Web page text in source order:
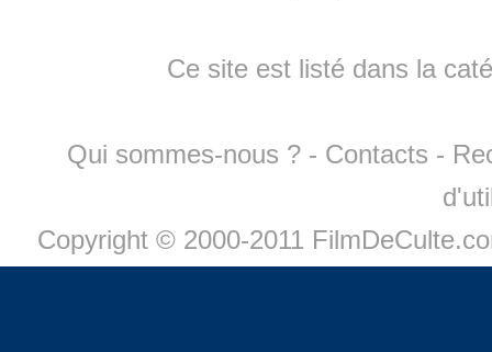
Ce site est listé dans la
Qui sommes-nous ? - Contacts -
Copyright © 2000-2011